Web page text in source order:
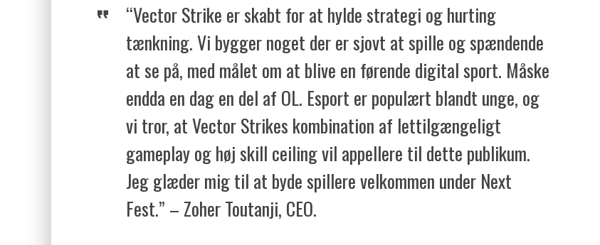
“Vector Strike er skabt for at hylde strategi og hurting
tænkning. Vi bygger noget der er sjovt at spille og spændende
at se på, med målet om at blive en førende digital sport. Måske
endda en dag en del af OL. Esport er populært blandt unge, og
vi tror, at Vector Strikes kombination af lettilgængeligt
gameplay og høj skill ceiling vil appellere til dette publikum.
Jeg glæder mig til at byde spillere velkommen under Next
Fest.” – Zoher Toutanji, CEO.